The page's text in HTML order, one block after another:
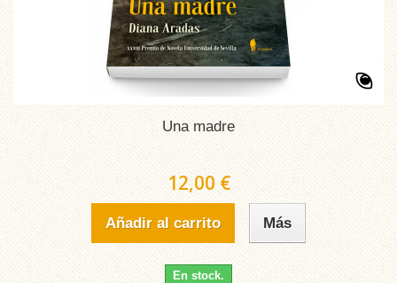
Una madre
12,00 €
Añadir al carrito Más
En stock.